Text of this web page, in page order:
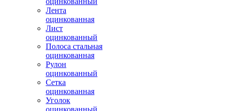
Лента
оцинкованная
Лист
оцинкованный
Полоса стальная
оцинкованная
Рулон
оцинкованный
Сетка
оцинкованная
Уголок
оцинкованный